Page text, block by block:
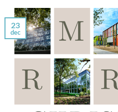
23
dec